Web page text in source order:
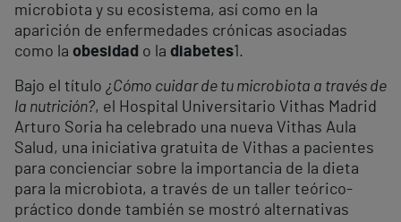
microbiota y su ecosistema, así como en la
aparición de enfermedades crónicas asociadas
como la obesidad o la diabetes1 .
Bajo el título ¿Cómo cuidar de tu microbiota a través de
la nutrición?, el Hospital Universitario Vithas Madrid
Arturo Soria ha celebrado una nueva Vithas Aula
Salud, una iniciativa gratuita de Vithas a pacientes
para concienciar sobre la importancia de la dieta
para la microbiota, a través de un taller teórico-
práctico donde también se mostró alternativas